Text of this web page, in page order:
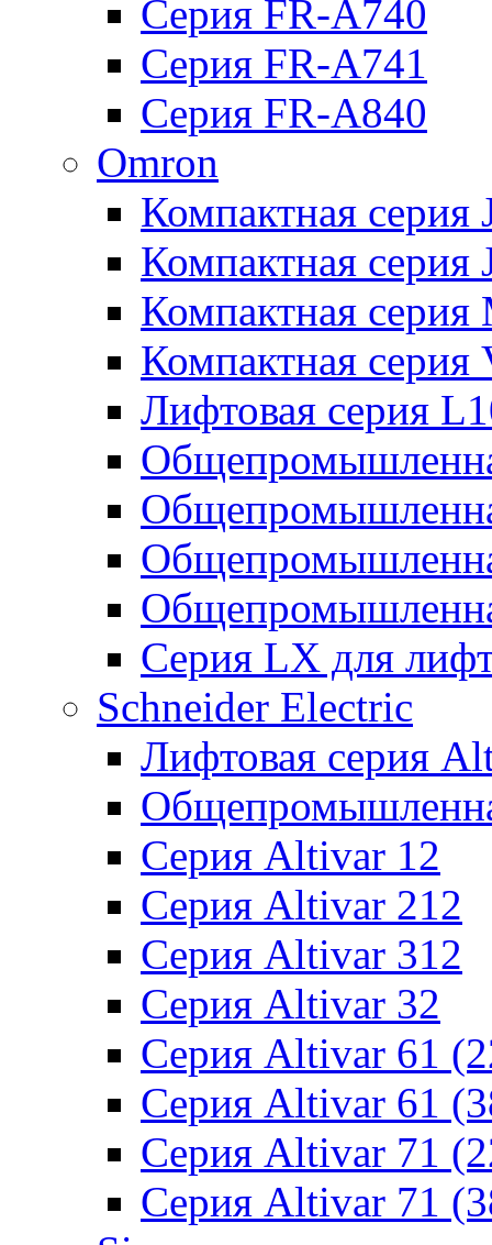
Серия FR-А740
Серия FR-А741
Серия FR-А840
Omron
Компактная серия
Компактная серия
Компактная серия
Компактная серия
Лифтовая серия
Серия LX для
Schneider Electric
Лифтовая серия
Серия Altivar 12
Серия Altivar 212
Серия Altivar 312
Серия Altivar 32
Серия Altivar 61
Серия Altivar 61
Серия Altivar 71
Серия Altivar 71